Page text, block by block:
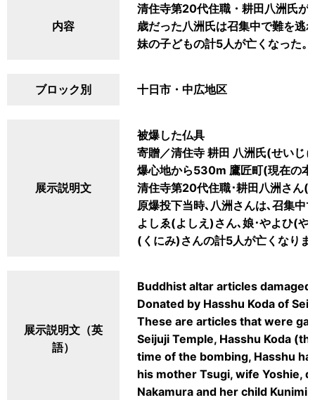
内容
清住寺第20代住職・耕田八洲氏
歳だった八洲氏は召集中で難を逃
妹の子どもの計5人が亡くなった。
ブロック別 十日市・中広地区
展示説明文
被爆した仏具
寄贈／清住寺 耕田 八洲氏(せいじ
爆心地から530m 鷹匠町(現在の
清住寺第20代住職･耕田八洲さん(
原爆投下当時､八洲さんは､召集中
よしゑ(よしえ)さん､娘･やよひ(や
(くにみ)さんの計5人が亡くなりま
展示説明文（英
語）
Buddhist altar articles
Donated by Hasshu Koda of
These are articles that were
Seijuji Temple, Hasshu Koda
time of the bombing, Hasshu
his mother Tsugi, wife Yoshie,
Nakamura and her child